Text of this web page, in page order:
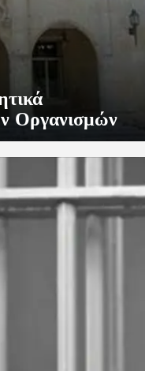
Οργανισμών